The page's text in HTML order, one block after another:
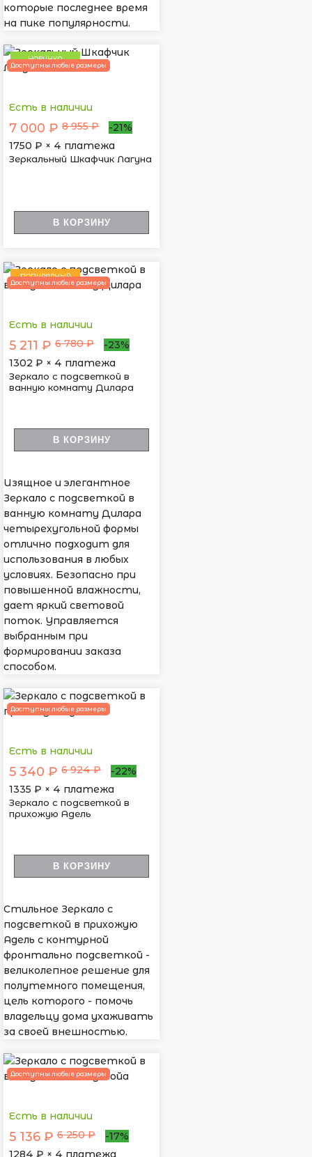
которые последнее время
на пике популярности.
НОВИНКА
Доступны любые размеры
Есть в наличии
7 000 ₽ 8 955 ₽
-21%
1750 ₽ × 4 платежа
Зеркальный Шкафчик Лагуна
В КОРЗИНУ
ПОПУЛЯРНЫЙ
Доступны любые размеры
Есть в наличии
5 211 ₽ 6 780 ₽
-23%
1302 ₽ × 4 платежа
Зеркало с подсветкой в
ванную комнату Дилара
В КОРЗИНУ
Изящное и элегантное
Зеркало с подсветкой в
ванную комнату Дилара
четырехугольной формы
отлично подходит для
использования в любых
условиях. Безопасно при
повышенной влажности,
дает яркий световой
поток. Управляется
выбранным при
формировании заказа
способом.
Доступны любые размеры
Есть в наличии
5 340 ₽ 6 924 ₽
-22%
1335 ₽ × 4 платежа
Зеркало с подсветкой в
прихожую Адель
В КОРЗИНУ
Стильное Зеркало с
подсветкой в прихожую
Адель с контурной
фронтально подсветкой -
великолепное решение для
полутемного помещения,
цель которого - помочь
владельцу дома ухаживать
за своей внешностью.
Доступны любые размеры
Есть в наличии
5 136 ₽ 6 250 ₽
-17%
1284 ₽ × 4 платежа